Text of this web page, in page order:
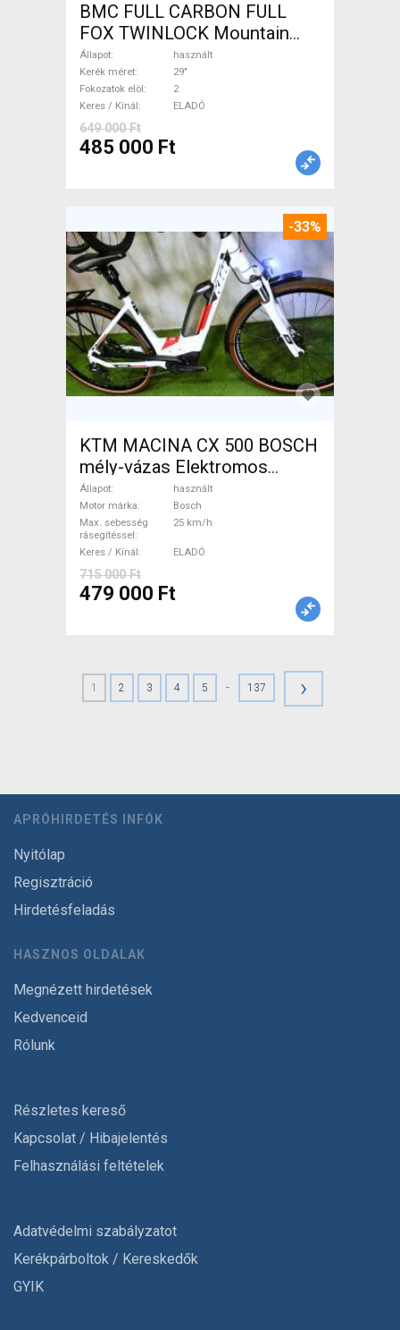
BMC FULL CARBON FULL
FOX TWINLOCK Mountain
Bike 29" össztelós / fully
használt ELADÓ
Állapot
használt
Kerék méret
29"
Fokozatok elöl
2
Keres / Kínál
ELADÓ
649 000 Ft
485 000 Ft
-33%
KTM MACINA CX 500 BOSCH
mély-vázas Elektromos
Trekking/cross 25 km/h
Bosch használt ELADÓ
Állapot
használt
Motor márka
Bosch
Max. sebesség
rásegítéssel
25 km/h
Keres / Kínál ELADÓ
715 000 Ft
479 000 Ft
1 2 3 4 5 - 137 ›
APRÓHIRDETÉS INFÓK
Nyitólap
Regisztráció
Hirdetésfeladás
HASZNOS OLDALAK
Megnézett hirdetések
Kedvenceid
Rólunk
Részletes kereső
Kapcsolat / Hibajelentés
Felhasználási feltételek
Adatvédelmi szabályzatot
Kerékpárboltok / Kereskedők
GYIK